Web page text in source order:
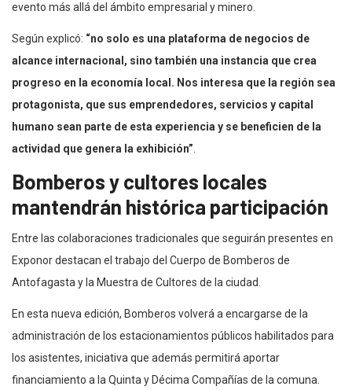
evento más allá del ámbito empresarial y minero.
Según explicó: “no solo es una plataforma de negocios de
alcance internacional, sino también una instancia que crea
progreso en la economía local. Nos interesa que la región sea
protagonista, que sus emprendedores, servicios y capital
humano sean parte de esta experiencia y se beneficien de la
actividad que genera la exhibición”
Bomberos y cultores locales
mantendrán histórica participación
Entre las colaboraciones tradicionales que seguirán presentes en
Exponor destacan el trabajo del Cuerpo de Bomberos de
Antofagasta y la Muestra de Cultores de la ciudad.
En esta nueva edición, Bomberos volverá a encargarse de la
administración de los estacionamientos públicos habilitados para
los asistentes, iniciativa que además permitirá aportar
financiamiento a la Quinta y Décima Compañías de la comuna.